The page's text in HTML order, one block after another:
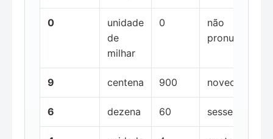
0
unidade
de
milhar
0
não
pronunciada
9 centena 900 novecentos
6 dezena 60 sessenta